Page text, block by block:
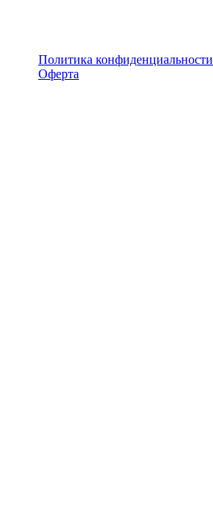
Политика конфиденциальности
Оферта